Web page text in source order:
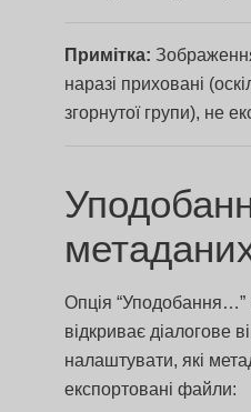
Примітка:
наразі приховані
згорнутої групи), не
Опція “Уподобання…”
відкриває діалогове
налаштувати, які
експортовані файли: